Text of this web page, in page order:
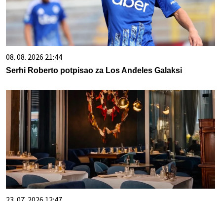
08. 08. 2026 21:44
Serhi Roberto potpisao za Los Anđeles Galaksi